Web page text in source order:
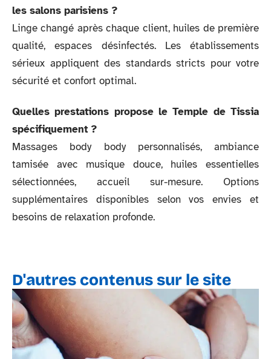
les salons parisiens ?
Linge changé après chaque client, huiles de première
qualité, espaces désinfectés. Les établissements
sérieux appliquent des standards stricts pour votre
sécurité et confort optimal.
Quelles prestations propose le Temple de Tissia
spécifiquement ?
Massages body body personnalisés, ambiance
tamisée avec musique douce, huiles essentielles
sélectionnées, accueil sur-mesure. Options
supplémentaires disponibles selon vos envies et
besoins de relaxation profonde.
D'autres contenus sur le site